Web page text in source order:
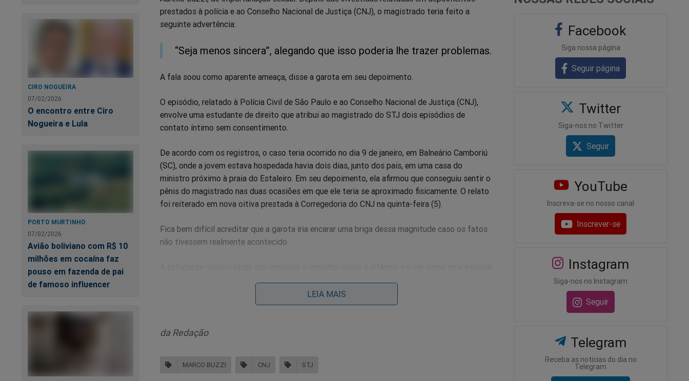
CIRO NOGUEIRA
07/02/2026
O encontro entre Ciro
Nogueira e Lula
PORTO MURTINHO
07/02/2026
Avião boliviano com R$ 10
milhões em cocaína faz
pouso em fazenda de pai
de famoso influencer
FacebookWhatsapp
TwitterMessenger
Telegram
Gettr
prestados à polícia e ao Conselho Nacional de Justiça (CNJ), o magistrado teria feito a
seguinte advertência:
“Seja menos sincera”, alegando que isso poderia lhe trazer problemas.
A fala soou como aparente ameaça, disse a garota em seu depoimento.
O episódio, relatado à Polícia Civil de São Paulo e ao Conselho Nacional de Justiça (CNJ),
envolve uma estudante de direito que atribui ao magistrado do STJ dois episódios de
contato íntimo sem consentimento.
De acordo com os registros, o caso teria ocorrido no dia 9 de janeiro, em Balneário Camboriú
(SC), onde a jovem estava hospedada havia dois dias, junto dos pais, em uma casa do
ministro próximo à praia do Estaleiro. Em seu depoimento, ela afirmou que conseguiu sentir o
pênis do magistrado nas duas ocasiões em que ele teria se aproximado fisicamente. O relato
foi reiterado em nova oitiva prestada à Corregedoria do CNJ na quinta-feira (5).
Fica bem difícil acreditar que a garota iria encarar uma briga dessa magnitude caso os fatos
não tivessem realmente acontecido.
conhecida pela atuação nos tribunais superiores. A estudante disse ainda que o magistrado
costumava aconselhá-la, inclusive contribuindo para ela decidir ingressar na faculdade de
Surge mais uma informação estarrecedora sobre suposto crime
LEIA MAIS
da Redação
MARCO BUZZI CNJ STJ
Facebook
Siga nossa página
Seguir página
Twitter
Siga-nos no Twitter
Seguir
YouTube
Inscreva-se no nosso canal
Inscrever-se
Instagram
Siga-nos no Instagram
Seguir
Telegram
Receba as notícias do dia no
Telegram